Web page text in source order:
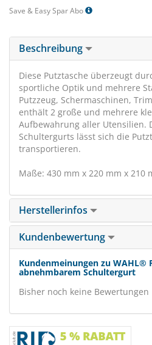
Save & Easy Spar Abo
Beschreibung
Diese Putztasche überzeugt
sportliche Optik und mehrere
Putzzeug, Schermaschinen,
enthält 2 große und mehrere
Aufbewahrung aller Utensilien.
Schultergurts lässt sich die
transportieren.
Maße: 430 mm x 220 mm x 210
Herstellerinfos
Kundenbewertung
Kundenmeinungen zu WAHL®
abnehmbarem Schultergurt
Bisher noch keine Bewertungen